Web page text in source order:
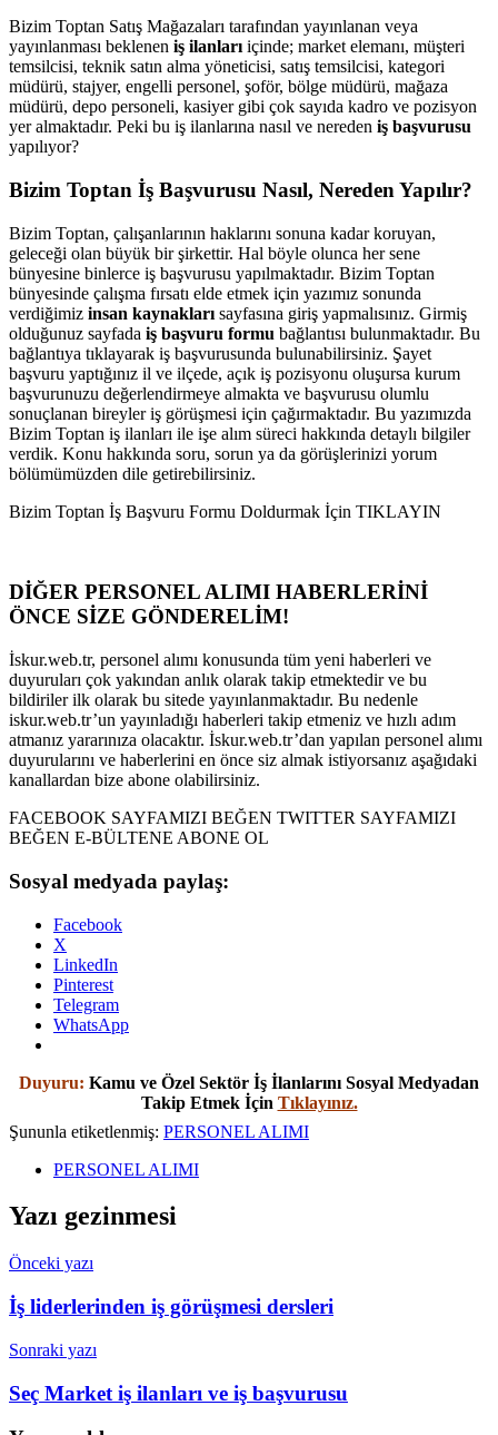
Bizim Toptan Satış Mağazaları tarafından yayınlanan veya
yayınlanması beklenen iş ilanları içinde; market elemanı, müşteri
temsilcisi, teknik satın alma yöneticisi, satış temsilcisi, kategori
müdürü, stajyer, engelli personel, şoför, bölge müdürü, mağaza
müdürü, depo personeli, kasiyer gibi çok sayıda kadro ve pozisyon
yer almaktadır. Peki bu iş ilanlarına nasıl ve nereden iş başvurusu
yapılıyor?
Bizim Toptan İş Başvurusu Nasıl, Nereden Yapılır?
Bizim Toptan, çalışanlarının haklarını sonuna kadar koruyan,
geleceği olan büyük bir şirkettir. Hal böyle olunca her sene
bünyesine binlerce iş başvurusu yapılmaktadır. Bizim Toptan
bünyesinde çalışma fırsatı elde etmek için yazımız sonunda
verdiğimiz insan kaynakları sayfasına giriş yapmalısınız. Girmiş
olduğunuz sayfada iş başvuru formu bağlantısı bulunmaktadır. Bu
bağlantıya tıklayarak iş başvurusunda bulunabilirsiniz. Şayet
başvuru yaptığınız il ve ilçede, açık iş pozisyonu oluşursa kurum
başvurunuzu değerlendirmeye almakta ve başvurusu olumlu
sonuçlanan bireyler iş görüşmesi için çağırmaktadır. Bu yazımızda
Bizim Toptan iş ilanları ile işe alım süreci hakkında detaylı bilgiler
verdik. Konu hakkında soru, sorun ya da görüşlerinizi yorum
bölümümüzden dile getirebilirsiniz.
Bizim Toptan İş Başvuru Formu Doldurmak İçin TIKLAYIN
DİĞER PERSONEL ALIMI HABERLERİNİ
ÖNCE SİZE GÖNDERELİM!
İskur.web.tr, personel alımı konusunda tüm yeni haberleri ve
duyuruları çok yakından anlık olarak takip etmektedir ve bu
bildiriler ilk olarak bu sitede yayınlanmaktadır. Bu nedenle
iskur.web.tr’un yayınladığı haberleri takip etmeniz ve hızlı adım
atmanız yararınıza olacaktır. İskur.web.tr’dan yapılan personel alımı
duyurularını ve haberlerini en önce siz almak istiyorsanız aşağıdaki
kanallardan bize abone olabilirsiniz.
FACEBOOK SAYFAMIZI BEĞEN TWITTER SAYFAMIZI
BEĞEN E-BÜLTENE ABONE OL
Sosyal medyada paylaş:
Facebook
X
LinkedIn
Pinterest
Telegram
WhatsApp
Duyuru: Kamu ve Özel Sektör İş İlanlarını Sosyal Medyadan
Takip Etmek İçin Tıklayınız.
Şununla etiketlenmiş: PERSONEL ALIMI
PERSONEL ALIMI
Yazı gezinmesi
Önceki yazı
İş liderlerinden iş görüşmesi dersleri
Sonraki yazı
Seç Market iş ilanları ve iş başvurusu